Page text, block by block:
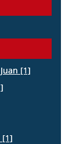
[1]
[1]